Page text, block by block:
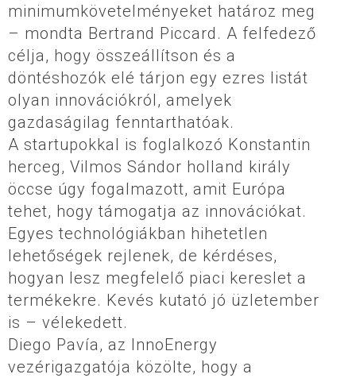
minimumkövetelményeket határoz meg
– mondta Bertrand Piccard. A felfedező
célja, hogy összeállítson és a
döntéshozók elé tárjon egy ezres listát
olyan innovációkról, amelyek
gazdaságilag fenntarthatóak.
A startupokkal is foglalkozó Konstantin
herceg, Vilmos Sándor holland király
öccse úgy fogalmazott, amit Európa
tehet, hogy támogatja az innovációkat.
Egyes technológiákban hihetetlen
lehetőségek rejlenek, de kérdéses,
hogyan lesz megfelelő piaci kereslet a
termékekre. Kevés kutató jó üzletember
is – vélekedett.
Diego Pavía, az InnoEnergy
vezérigazgatója közölte, hogy a